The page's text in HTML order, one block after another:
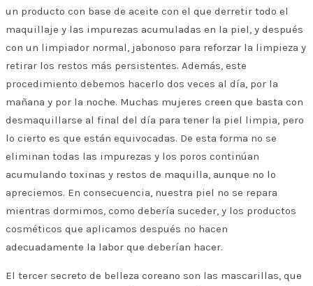
un producto con base de aceite con el que derretir todo el
maquillaje y las impurezas acumuladas en la piel, y después
con un limpiador normal, jabonoso para reforzar la limpieza y
retirar los restos más persistentes. Además, este
procedimiento debemos hacerlo dos veces al día, por la
mañana y por la noche. Muchas mujeres creen que basta con
desmaquillarse al final del día para tener la piel limpia, pero
lo cierto es que están equivocadas. De esta forma no se
eliminan todas las impurezas y los poros continúan
acumulando toxinas y restos de maquilla, aunque no lo
apreciemos. En consecuencia, nuestra piel no se repara
mientras dormimos, como debería suceder, y los productos
cosméticos que aplicamos después no hacen
adecuadamente la labor que deberían hacer.
El tercer secreto de belleza coreano son las mascarillas, que